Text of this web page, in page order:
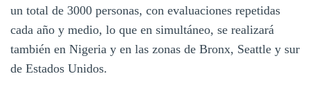
un total de 3000 personas, con evaluaciones repetidas
cada año y medio, lo que en simultáneo, se realizará
también en Nigeria y en las zonas de Bronx, Seattle y sur
de Estados Unidos.